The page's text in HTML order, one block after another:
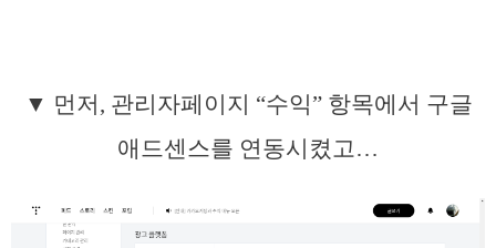
▼ 먼저, 관리자페이지 “수익” 항목에서 구글
애드센스를 연동시켰고…